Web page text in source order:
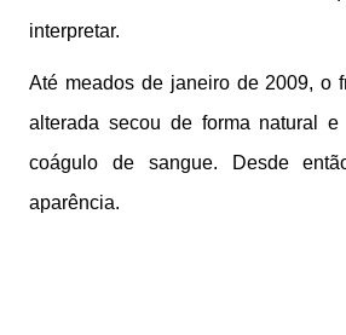
interpretar.
Até meados de janeiro de 2009, o
alterada secou de forma natural e
coágulo de sangue. Desde
aparência.